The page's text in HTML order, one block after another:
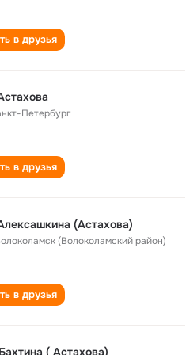
в друзья
Петербург
в друзья
(Астахова)
(Волоколамский район)
в друзья
( Астахова)